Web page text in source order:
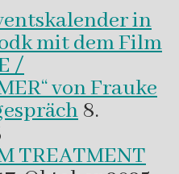
in
mit dem Film
/
von Frauke
8.
TREATMENT